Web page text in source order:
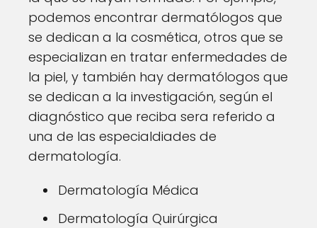
podemos encontrar dermatólogos que
se dedican a la cosmética, otros que se
especializan en tratar enfermedades de
la piel, y también hay dermatólogos que
se dedican a la investigación, según el
diagnóstico que reciba sera referido a
una de las especialdiades de
dermatología.
Dermatología Médica
Dermatología Quirúrgica